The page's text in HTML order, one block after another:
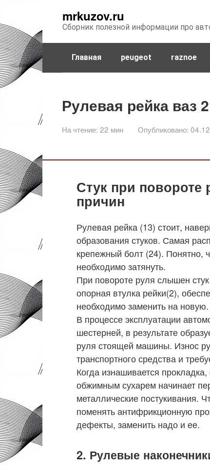
контенту
mrkuzov.ru
Сборник полезной информации про
Главная peugeot raznoe
Рулевая рейка ваз
На чтение: 22 мин Опубликовано:
Стук при повороте
причин
Рулевая рейка (13) стоит,
образования стуков. Самая
крепежный болт (24). Понятно,
необходимо затянуть.
При повороте руля слышен
опорная втулка рейки(2),
необходимо заменить на новую.
В процессе эксплуатации
шестерней, в результате
руля стоящей машины. Износ
транспортного средства и
Когда изнашивается
обжимным сухарем начинает
металлические постукивания.
поменять антифрикционную
дефекты, заменить надо и ее.
2. Рулевые